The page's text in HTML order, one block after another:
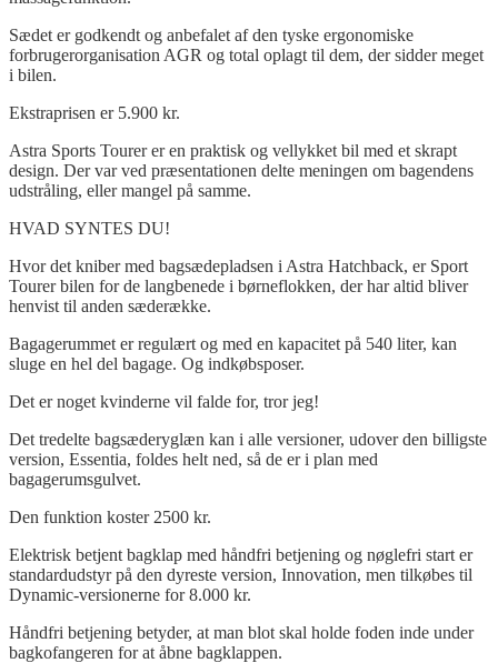
Sædet er godkendt og anbefalet af den tyske ergonomiske
forbrugerorganisation AGR og total oplagt til dem, der sidder meget
i bilen.
Ekstraprisen er 5.900 kr.
Astra Sports Tourer er en praktisk og vellykket bil med et skrapt
design. Der var ved præsentationen delte meningen om bagendens
udstråling, eller mangel på samme.
HVAD SYNTES DU!
Hvor det kniber med bagsædepladsen i Astra Hatchback, er Sport
Tourer bilen for de langbenede i børneflokken, der har altid bliver
henvist til anden sæderække.
Bagagerummet er regulært og med en kapacitet på 540 liter, kan
sluge en hel del bagage. Og indkøbsposer.
Det er noget kvinderne vil falde for, tror jeg!
Det tredelte bagsæderyglæn kan i alle versioner, udover den billigste
version, Essentia, foldes helt ned, så de er i plan med
bagagerumsgulvet.
Den funktion koster 2500 kr.
Elektrisk betjent bagklap med håndfri betjening og nøglefri start er
standardudstyr på den dyreste version, Innovation, men tilkøbes til
Dynamic-versionerne for 8.000 kr.
Håndfri betjening betyder, at man blot skal holde foden inde under
bagkofangeren for at åbne bagklappen.